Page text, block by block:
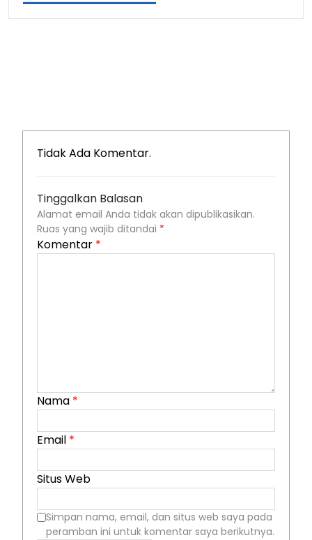
Tidak Ada Komentar.
Tinggalkan Balasan
Alamat email Anda tidak akan dipublikasikan.
Ruas yang wajib ditandai *
Komentar *
Nama *
Email *
Situs Web
Simpan nama, email, dan situs web saya pada
peramban ini untuk komentar saya berikutnya.